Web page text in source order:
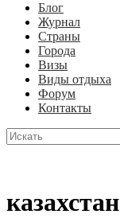
Блог
Журнал
Страны
Города
Визы
Виды отдыха
Форум
Контакты
казахстан